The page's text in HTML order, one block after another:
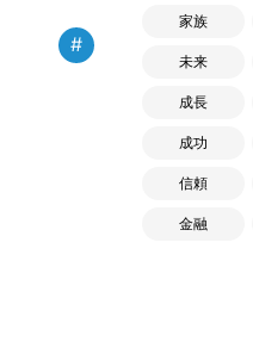
#
家族
未来
成長
成功
信頼
金融